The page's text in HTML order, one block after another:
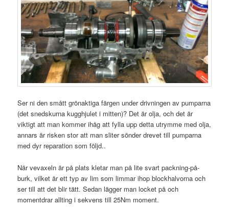
Ser ni den smått grönaktiga färgen under drivningen av pumparna
(det snedskurna kugghjulet i mitten)? Det är olja, och det är
viktigt att man kommer ihåg att fylla upp detta utrymme med olja,
annars är risken stor att man sliter sönder drevet till pumparna
med dyr reparation som följd..
När vevaxeln är på plats kletar man på lite svart packning-på-
burk, vilket är ett typ av lim som limmar ihop blockhalvorna och
ser till att det blir tätt. Sedan lägger man locket på och
momentdrar allting i sekvens till 25Nm moment.